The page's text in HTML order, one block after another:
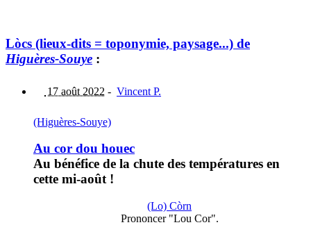
Lòcs (lieux-dits = toponymie, paysage...) de
Higuères-Souye :
17 août 2022 - Vincent P.
(Higuères-Souye)
Au cor dou houec
Au bénéfice de la chute des températures en
cette mi-août !
(Lo) Còrn
Prononcer "Lou Cor".